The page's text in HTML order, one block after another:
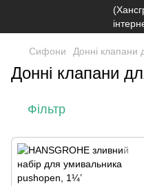
Сифони Донні клапани
Донні клапани
Фільтр